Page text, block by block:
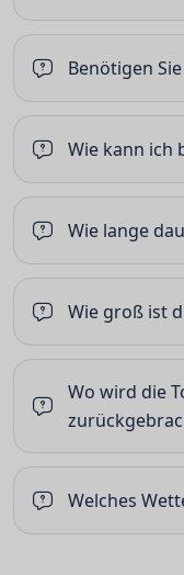
Benötigen
Wie kann ich
Wie lange
Wie groß ist
Wo wird die
Welches